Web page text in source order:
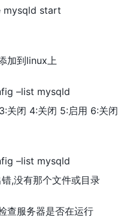
mysqld start
加到linux上
–list mysqld
关闭 4:关闭 5:启用 6:关闭
–list mysqld
,没有那个文件或目录
查服务器是否在运行